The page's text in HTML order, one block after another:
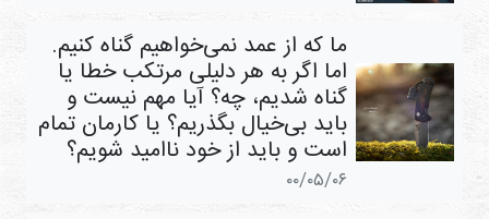
ما که از عمد نمی‌خواهیم گناه کنیم.
اما اگر به هر دلیلی مرتکب خطا یا
گناه شدیم، چه؟ آیا مهم نیست و
باید بی‌خیال بگذریم؟ یا کارمان تمام
است و باید از خود ناامید شویم؟
۰۰/۰۵/۰۶